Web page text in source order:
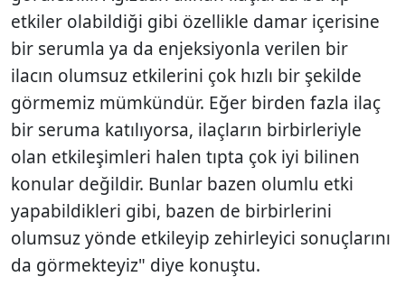
etkiler olabildiği gibi özellikle damar içerisine
bir serumla ya da enjeksiyonla verilen bir
ilacın olumsuz etkilerini çok hızlı bir şekilde
görmemiz mümkündür. Eğer birden fazla ilaç
bir seruma katılıyorsa, ilaçların birbirleriyle
olan etkileşimleri halen tıpta çok iyi bilinen
konular değildir. Bunlar bazen olumlu etki
yapabildikleri gibi, bazen de birbirlerini
olumsuz yönde etkileyip zehirleyici sonuçlarını
da görmekteyiz" diye konuştu.